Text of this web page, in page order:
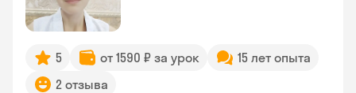
5 от 1590 ₽ за урок
15 лет опыта
2 отзыва